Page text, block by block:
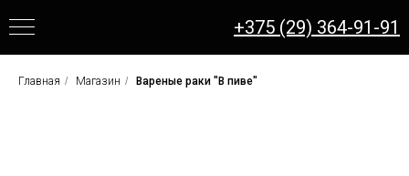
+375 (29) 364-91-91
Главная / Магазин / Вареные раки "В пиве"